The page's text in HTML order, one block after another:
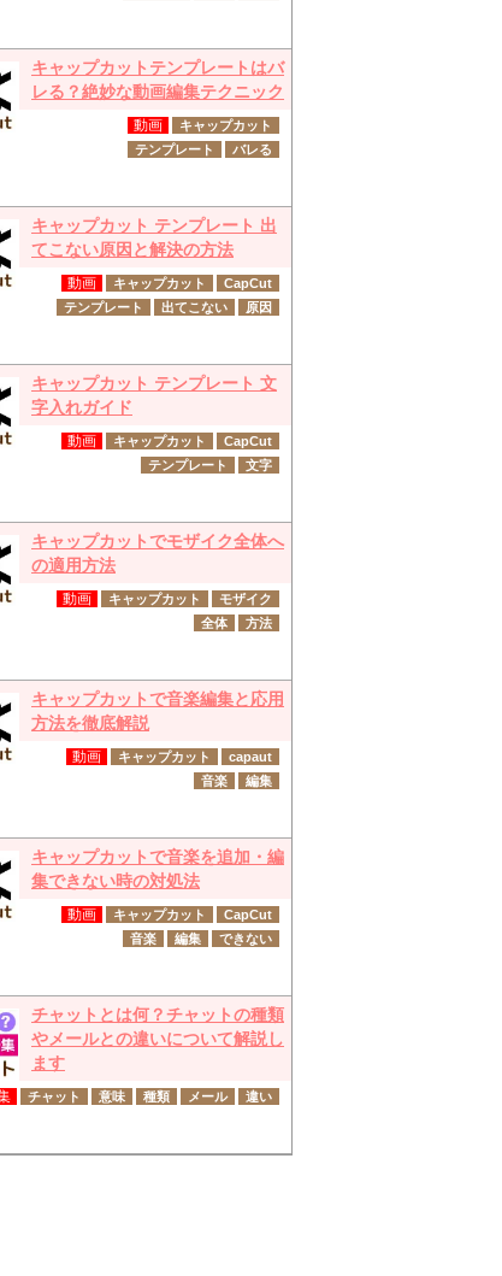
キャップカットテンプレートはバ
レる？絶妙な動画編集テクニック
動画
キャップカット
テンプレート
バレる
キャップカット テンプレート 出
てこない原因と解決の方法
動画 キャップカット
CapCut
テンプレート
出てこない 原因
キャップカット テンプレート 文
字入れガイド
動画 キャップカット
CapCut
テンプレート
文字
キャップカットでモザイク全体へ
の適用方法
動画 キャップカット
モザイク
全体
方法
キャップカットで音楽編集と応用
方法を徹底解説
動画 キャップカット
capaut
音楽
編集
キャップカットで音楽を追加・編
集できない時の対処法
動画 キャップカット
CapCut
音楽
編集 できない
チャットとは何？チャットの種類
やメールとの違いについて解説し
ます
チャット 意味 種類 メール 違い